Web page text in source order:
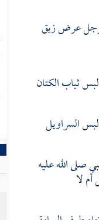
عرض زيق
ثياب الكتان
السراويل
صلى الله عليه
لا